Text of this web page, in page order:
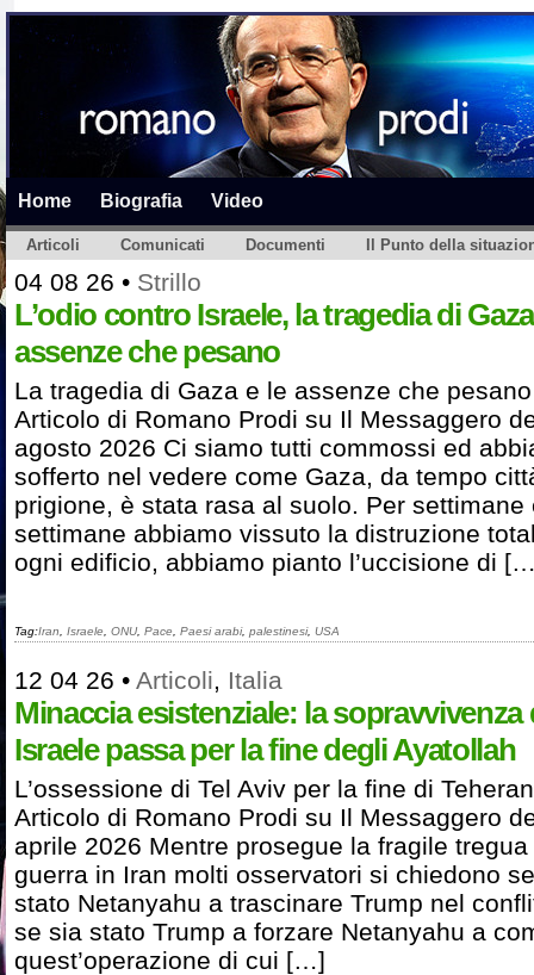
Home Biografia Video
Articoli Comunicati Documenti Il Punto della
04 08 26 • Strillo
L’odio contro Israele, la tragedia di
assenze che pesano
La tragedia di Gaza e le assenze che pesano
Articolo di Romano Prodi su Il Messaggero
agosto 2026 Ci siamo tutti commossi ed
sofferto nel vedere come Gaza, da tempo
prigione, è stata rasa al suolo. Per settimane
settimane abbiamo vissuto la distruzione
ogni edificio, abbiamo pianto l’uccisione di
Tag:Iran Israele ONU, Pace Paesi arabi, palestinesi, USA
12 04 26 • Articoli, Italia
Minaccia esistenziale: la sopravvivenza
Israele passa per la fine degli Ayatollah
L’ossessione di Tel Aviv per la fine di
Articolo di Romano Prodi su Il Messaggero
aprile 2026 Mentre prosegue la fragile
guerra in Iran molti osservatori si chiedono
stato Netanyahu a trascinare Trump nel
se sia stato Trump a forzare Netanyahu a
quest’operazione di cui […]